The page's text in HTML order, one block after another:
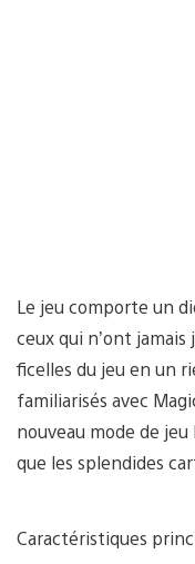
Le jeu comporte un
ceux qui n’ont jamais
ficelles du jeu en un
familiarisés avec
nouveau mode de jeu
que les splendides
Caractéristiques